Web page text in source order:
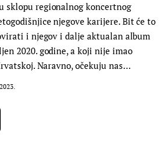
sklopu regionalnog koncertnog
njegove karijere. Bit će to
i njegov i dalje aktualan album
2020. godine, a koji nije imao
Naravno, očekuju nas…